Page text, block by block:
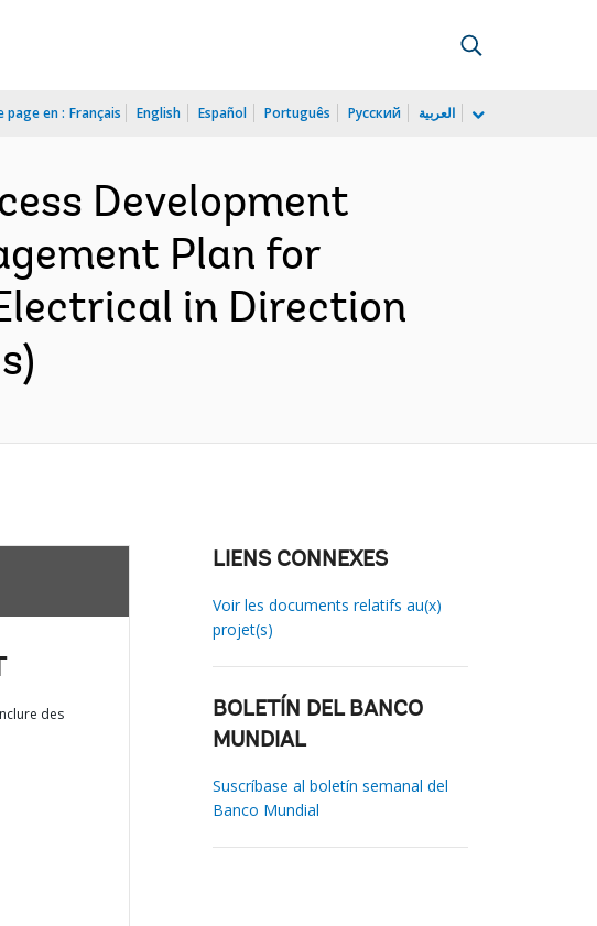
page en : Français English Español Português Русский العربية
Development
Plan for
in Direction
des
LIENS CONNEXES
Voir les documents relatifs au(x)
projet(s)
BOLETÍN DEL BANCO
MUNDIAL
Suscríbase al boletín semanal del
Banco Mundial